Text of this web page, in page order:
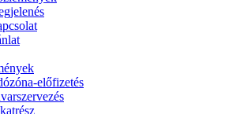
előfizetés